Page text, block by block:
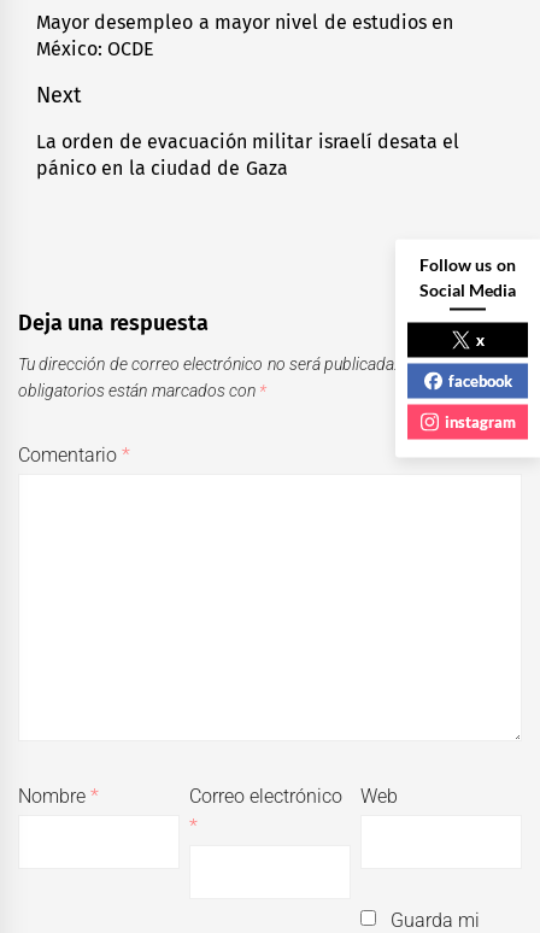
de
entradas
Previous
post:
Mayor desempleo a mayor nivel de estudios en
México: OCDE
Next
Next
post:
La orden de evacuación militar israelí desata el
pánico en la ciudad de Gaza
Deja una respuesta
Tu dirección de correo electrónico no será publicada.
Los campos
obligatorios están marcados con *
Comentario*
Nombre*
Correo electrónico
*
Web
Guarda mi
Follow us on
Social Media
x
facebook
instagram